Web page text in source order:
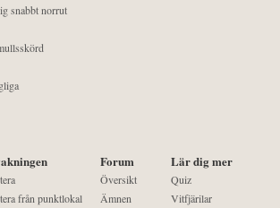
snabbt norrut
från punktlokal
Forum
Översikt
Ämnen
Lär dig mer
Quiz
Vitfjärilar